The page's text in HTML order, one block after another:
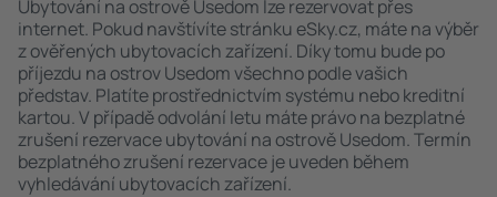
Ubytování na ostrově Usedom lze rezervovat přes
internet. Pokud navštívíte stránku eSky.cz, máte na výběr
z ověřených ubytovacích zařízení. Díky tomu bude po
příjezdu na ostrov Usedom všechno podle vašich
představ. Platíte prostřednictvím systému nebo kreditní
kartou. V případě odvolání letu máte právo na bezplatné
zrušení rezervace ubytování na ostrově Usedom. Termín
bezplatného zrušení rezervace je uveden během
vyhledávání ubytovacích zařízení.